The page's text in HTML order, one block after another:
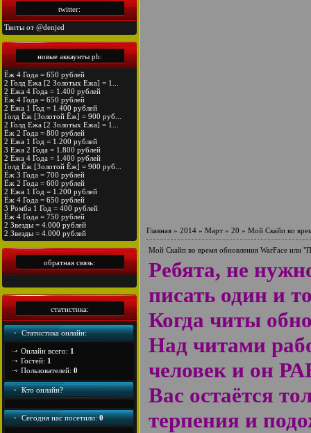
twitter:
Твиты от @denjed
новые аккаунты pb:
Ёж 4 Года = 650 рублей
2 Голд Ежа [2 Золотых Ежа] = 1...
2 Ежа 4 Года = 1.400 рублей
Ёж 4 Года = 650 рублей
2 Ежа 1 Год = 1.400 рублей
Голд Ёж [Золотой Ёж] = 900 руб...
2 Голд Ежа [2 Золотых Ежа] = 1...
Ёж 2 Года = 800 рублей
2 Ежа 1 Год = 1.200 рублей
3 Ежа 2 Года = 1.800 рублей
2 Ежа 4 Года = 1.400 рублей
Голд Ёж [Золотой Ёж] = 900 руб...
Ёж 3 Года = 700 рублей
Ёж 2 Года = 600 рублей
2 Ежа 1 Год = 1.200 рублей
Ёж 4 Года = 650 рублей
3 Ромба 1 Год = 400 рублей
Ёж 4 Года = 750 рублей
2 Звезды = 4.000 рублей
2 Звезды = 4.000 рублей
обратная связь:
статистика:
Статистика онлайн:
Онлайн всего: 1
Гостей: 1
Пользователей: 0
Кто онлайн?
Сегодня наc посетили:0
Главная » 2014 » Март » 20 » Мой Скайп во
Мой Скайп во время обновления WarFace или
Ребята, не
писать один и
Когда читы
Над читами
человек и он
Вас остаётся
терпения и